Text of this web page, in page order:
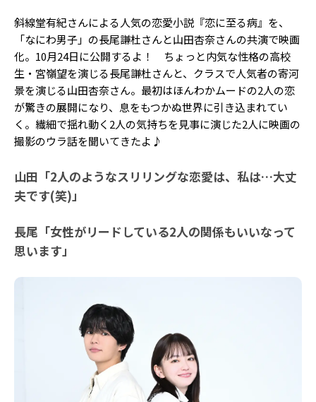
斜線堂有紀さんによる人気の恋愛小説『恋に至る病』を、
「なにわ男子」の長尾謙杜さんと山田杏奈さんの共演で映画
化。10月24日に公開するよ！ ちょっと内気な性格の高校
生・宮嶺望を演じる長尾謙杜さんと、クラスで人気者の寄河
景を演じる山田杏奈さん。最初はほんわかムードの2人の恋
が驚きの展開になり、息をもつかぬ世界に引き込まれてい
く。繊細で揺れ動く2人の気持ちを見事に演じた2人に映画の
撮影のウラ話を聞いてきたよ♪
山田「2人のようなスリリングな恋愛は、私は…大丈
夫です(笑)」
長尾「女性がリードしている2人の関係もいいなって
思います」